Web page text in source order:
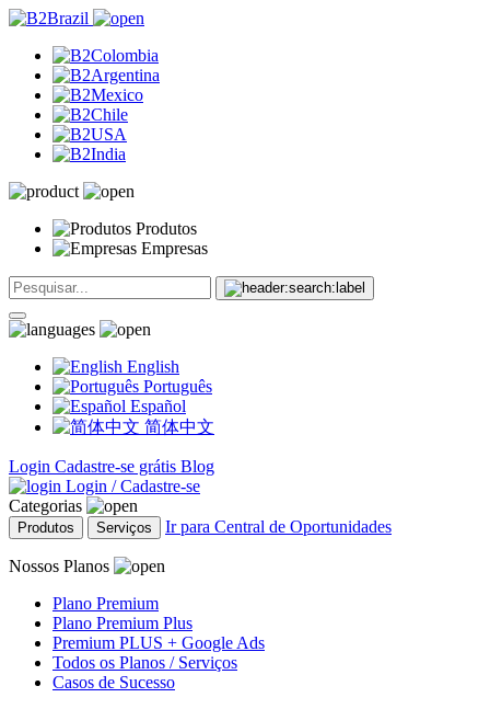
Produtos
Empresas
English
Português
Español
简体中文
Login Cadastre-se grátis Blog
Login / Cadastre-se
Categorias
Produtos Serviços Ir para Central de Oportunidades
Nossos Planos
Plano Premium
Plano Premium Plus
Premium PLUS + Google Ads
Todos os Planos / Serviços
Casos de Sucesso